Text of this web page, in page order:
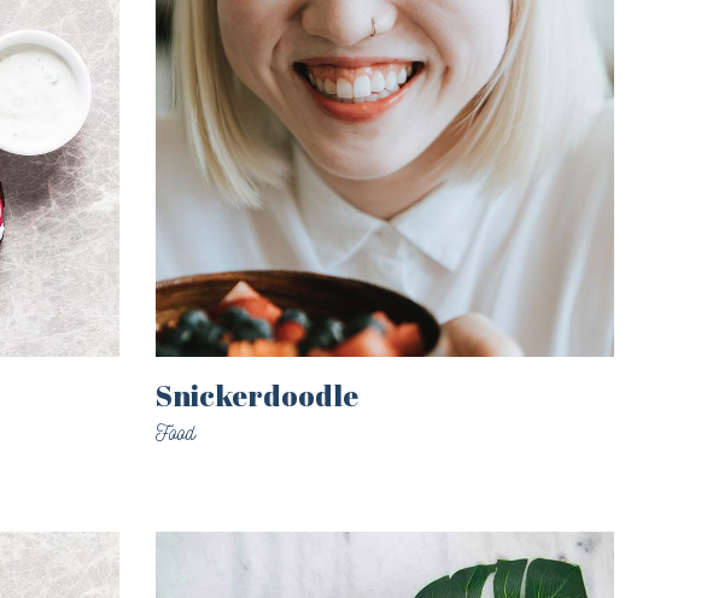
Snickerdoodle
Food